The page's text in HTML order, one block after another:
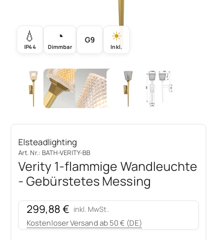
💧
IP44
◔
Dimmbar
G9 ☀
Inkl.
Elsteadlighting
Art. Nr.: BATH-VERITY-BB
Verity 1-flammige Wandleuchte
- Gebürstetes Messing
Angebot
299,88 € inkl. MwSt.
Kostenloser Versand ab 50 € (DE)